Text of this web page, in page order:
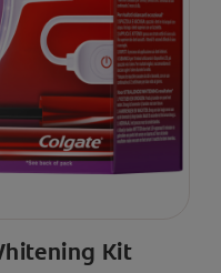
Kit